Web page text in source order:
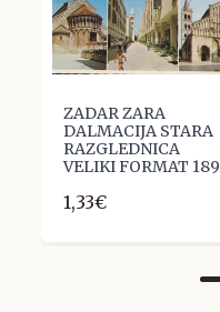
ZADAR ZARA
DALMACIJA STARA
RAZGLEDNICA
VELIKI FORMAT 189
1,33€